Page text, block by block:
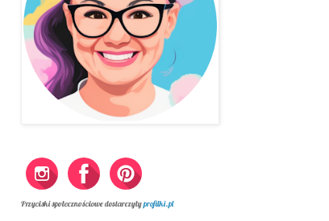
Przyciski społecznościowe dostarczyłyprofilki.pl